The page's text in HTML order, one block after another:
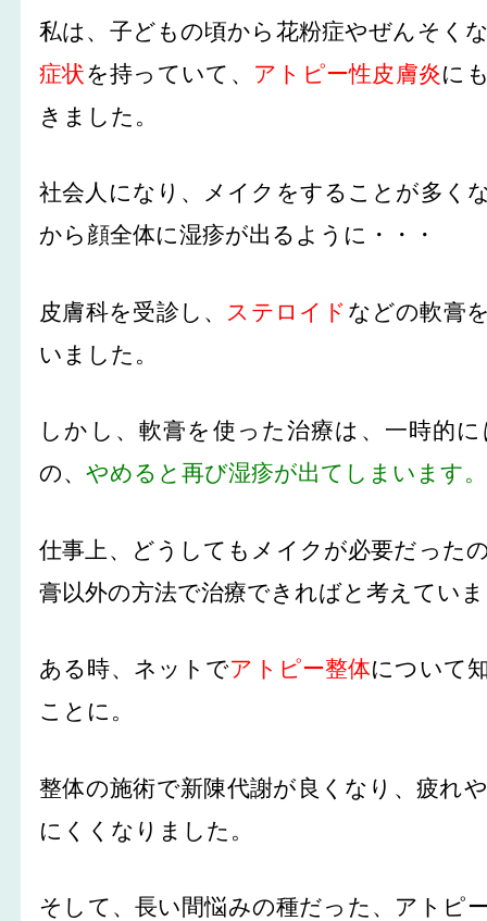
私は、子どもの頃から花粉症やぜんそく
症状を持っていて、 アトピー性皮膚炎に
きました。
社会人になり、メイクをすることが多く
から顔全体に湿疹が出るように・・・
皮膚科を受診し、 ステロイド などの軟膏
いました。
しかし、軟膏を使った治療は、一時的
の、やめると再び湿疹が出てしまいます。
仕事上、どうしてもメイクが必要だった
膏以外の方法で治療できればと考えてい
ある時、ネットでアトピー整体について
ことに。
整体の施術で新陳代謝が良くなり、疲れ
にくくなりました。
そして、長い間悩みの種だった、アトピ